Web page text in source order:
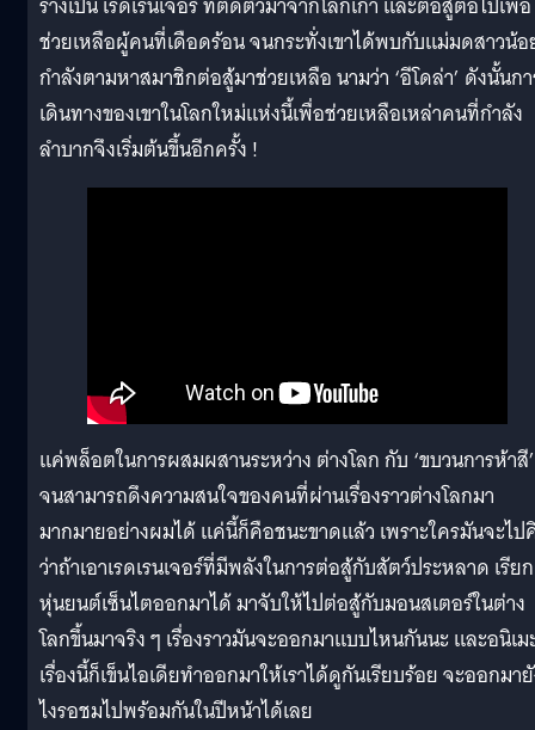
ช่วยเหลือผู้คนที่เดือดร้อน จนกระทั่งเขาได้พบกับแม่มดสาวน้
กำลังตามหาสมาชิกต่อสู้มาช่วยเหลือ นามว่า ‘อีโดล่า’ ดังนั้นก
เดินทางของเขาในโลกใหม่แห่งนี้เพื่อช่วยเหลือเหล่าคนที่กำลัง
ลำบากจึงเริ่มต้นขึ้นอีกครั้ง !
แค่พล็อตในการผสมผสานระหว่าง ต่างโลก กับ ‘ขบวนการห้าสี’
จนสามารถดึงความสนใจของคนที่ผ่านเรื่องราวต่างโลกมา
มากมายอย่างผมได้ แค่นี้ก็คือชนะขาดแล้ว เพราะใครมันจะไ
ว่าถ้าเอาเรดเรนเจอร์ที่มีพลังในการต่อสู้กับสัตว์ประหลาด เรียก
หุ่นยนต์เซ็นไตออกมาได้ มาจับให้ไปต่อสู้กับมอนสเตอร์ในต่าง
โลกขึ้นมาจริง ๆ เรื่องราวมันจะออกมาแบบไหนกันนะ และอนิเม
เรื่องนี้ก็เข็นไอเดียทำออกมาให้เราได้ดูกันเรียบร้อย จะออกมา
ไงรอชมไปพร้อมกันในปีหน้าได้เลย